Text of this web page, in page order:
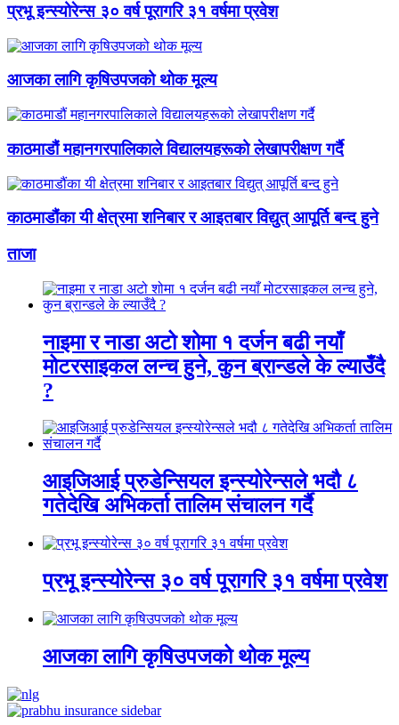
प्रभू इन्स्योरेन्स ३० वर्ष पूरागरि ३१ वर्षमा प्रवेश
आजका लागि कृषिउपजको थोक मूल्य
काठमाडौं महानगरपालिकाले विद्यालयहरूको लेखापरीक्षण गर्दै
काठमाडौंका यी क्षेत्रमा शनिबार र आइतबार विद्युत् आपूर्ति बन्द हुने
ताजा
नाइमा र नाडा अटो शोमा १ दर्जन बढी नयाँ
मोटरसाइकल लन्च हुने, कुन ब्रान्डले के ल्याउँदै
?
आइजिआई प्रुडेन्सियल इन्स्योरेन्सले भदौ ८
गतेदेखि अभिकर्ता तालिम संचालन गर्दै
प्रभू इन्स्योरेन्स ३० वर्ष पूरागरि ३१ वर्षमा प्रवेश
आजका लागि कृषिउपजको थोक मूल्य